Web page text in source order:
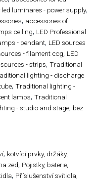
luminares - power supply,
, accessories of
ceiling, LED Professional
- pendant, LED sources
- filament cog, LED
sources - strips, Traditional
lighting - discharge
, Traditional lighting -
lamps, Traditional
- studio and stage, bez
, kotvící prvky, držáky,
zed, Pojistky, baterie,
, Příslušenství svítidla,